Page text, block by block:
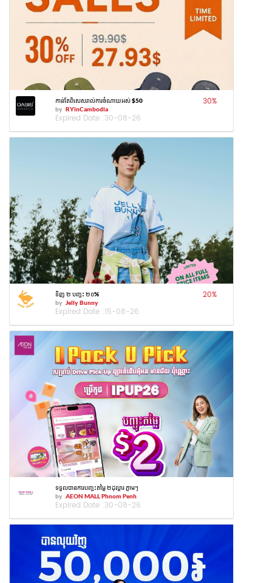
កាន់តែពិសេសរាល់ការចំណាយអស់ $50
by RYinCambodia
Expired Date :30-08-26
30%
ទិញ ២ បញ្ចុះ ២០%
by Jelly Bunny
Expired Date :15-08-26
20%
ទទួលបានការបញ្ចុះតម្លៃ ២ដុល្លារ ភ្លាមៗ
by AEON MALL Phnom Penh
Expired Date :30-08-26